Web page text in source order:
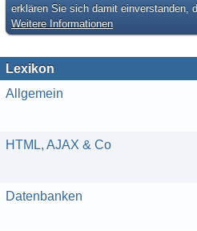
erklären Sie sich damit einverstanden,
Weitere Informationen
Lexikon
Allgemein
HTML, AJAX & Co
Datenbanken